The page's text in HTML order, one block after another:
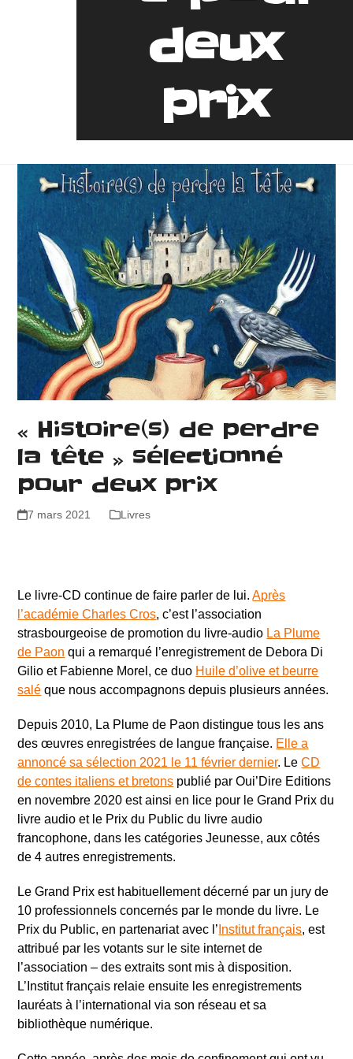
deux
prix
« Histoire(s) de perdre
la tête » sélectionné
pour deux prix
7 mars 2021 Livres
Le livre-CD continue de faire parler de lui.Après
l’académie Charles Cros, c’est l’association
strasbourgeoise de promotion du livre-audio La Plume
de Paon qui a remarqué l’enregistrement de Debora Di
Gilio et Fabienne Morel, ce duo Huile d’olive et beurre
salé que nous accompagnons depuis plusieurs années.
Depuis 2010, La Plume de Paon distingue tous les ans
des œuvres enregistrées de langue française. Elle a
annoncé sa sélection 2021 le 11 février dernier. LeCD
de contes italiens et bretons publié par Oui’Dire Editions
en novembre 2020 est ainsi en lice pour le Grand Prix du
livre audio et le Prix du Public du livre audio
francophone, dans les catégories Jeunesse, aux côtés
de 4 autres enregistrements.
Le Grand Prix est habituellement décerné par un jury de
10 professionnels concernés par le monde du livre. Le
Prix du Public, en partenariat avec l’ Institut français, est
attribué par les votants sur le site internet de
l’association – des extraits sont mis à disposition.
L’Institut français relaie ensuite les enregistrements
lauréats à l’international via son réseau et sa
bibliothèque numérique.